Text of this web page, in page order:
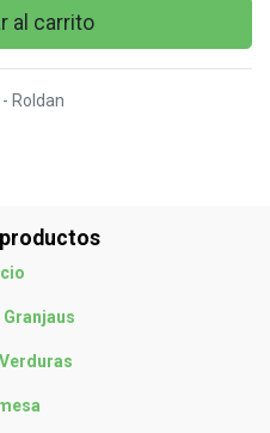
al carrito
Roldan